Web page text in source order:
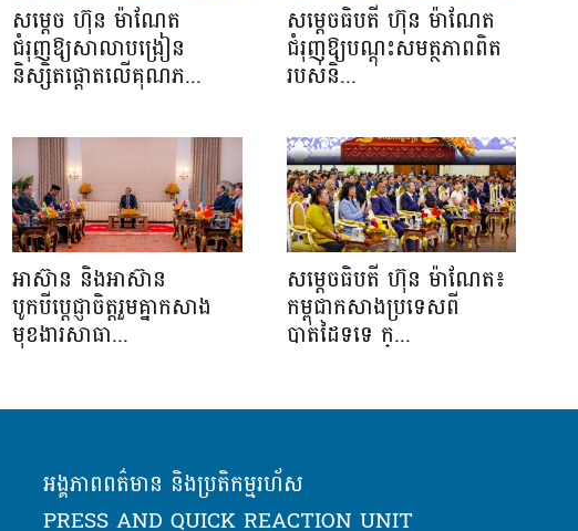
សម្តេច ហ៊ុន ម៉ាណែត
ជំរុញឱ្យសាលាបង្រៀន
និស្សិតផ្តោតលើគុណភ...
សម្តេចធិបតី ហ៊ុន ម៉ាណែត
ជំរុញឱ្យបណ្តុះសមត្ថភាពពិត
របស់និ...
អាស៊ាន និងអាស៊ាន
បូកបីប្តេជ្ញាចិត្តរួមគ្នាកសាង
មុខងារសាធា...
សម្ដេចធិបតី ហ៊ុន ម៉ាណែត៖
កម្ពុជាកសាងប្រទេសពី
បាតដៃទទេ ក្...
អង្គភាពពត៌មាន និងប្រតិកម្មរហ័ស
PRESS AND QUICK REACTION UNIT